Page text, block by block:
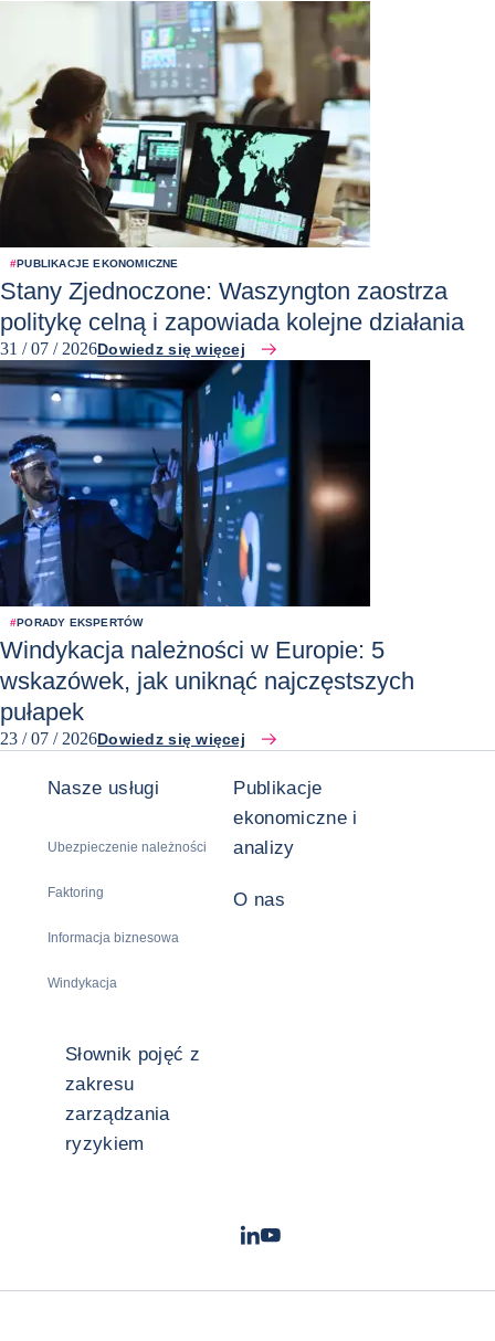
#PUBLIKACJE EKONOMICZNE
Stany Zjednoczone: Waszyngton zaostrza
politykę celną i zapowiada kolejne działania
31 / 07 / 2026Dowiedz się więcej
#PORADY EKSPERTÓW
Windykacja należności w Europie: 5
wskazówek, jak uniknąć najczęstszych
pułapek
23 / 07 / 2026Dowiedz się więcej
Nasze usługi
Ubezpieczenie należności
Faktoring
Informacja biznesowa
Windykacja
Publikacje
ekonomiczne i
analizy
O nas
Słownik pojęć z
zakresu
zarządzania
ryzykiem
LinkedIn
Youtube